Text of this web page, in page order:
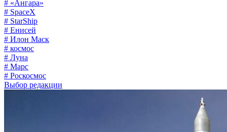
# «Ангара»
# SpaceX
# StarShip
# Енисей
# Илон Маск
# космос
# Луна
# Марс
# Роскосмос
Выбор редакции